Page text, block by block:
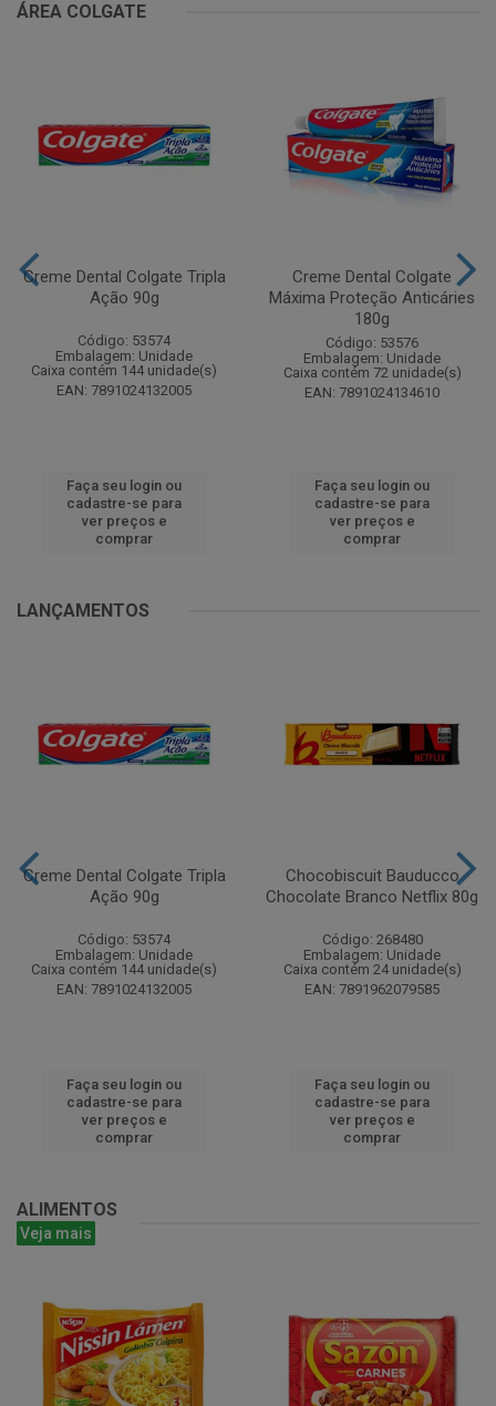
ÁREA COLGATE
Creme Dental Colgate Tripla
Ação 90g
Código: 53574
Embalagem: Unidade
Caixa contém 144 unidade(s)
EAN: 7891024132005
Faça seu login ou
cadastre-se para
ver preços e
comprar
Creme Dental Colgate
Máxima Proteção Anticáries
180g
Código: 53576
Embalagem: Unidade
Caixa contém 72 unidade(s)
EAN: 7891024134610
Faça seu login ou
cadastre-se para
ver preços e
comprar
LANÇAMENTOS
Creme Dental Colgate Tripla
Ação 90g
Código: 53574
Embalagem: Unidade
Caixa contém 144 unidade(s)
EAN: 7891024132005
Faça seu login ou
cadastre-se para
ver preços e
comprar
Chocobiscuit Bauducco
Chocolate Branco Netflix 80g
Código: 268480
Embalagem: Unidade
Caixa contém 24 unidade(s)
EAN: 7891962079585
Faça seu login ou
cadastre-se para
ver preços e
comprar
ALIMENTOS
Veja mais